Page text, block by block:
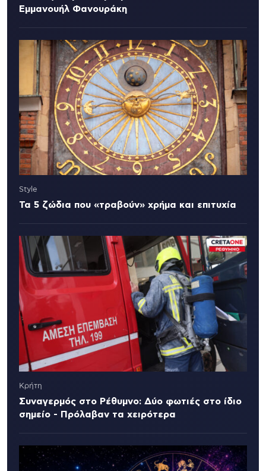
Εμμανουήλ Φανουράκη
Style
Τα 5 ζώδια που «τραβούν» χρήμα και επιτυχία
Κρήτη
Συναγερμός στο Ρέθυμνο: Δύο φωτιές στο ίδιο
σημείο - Πρόλαβαν τα χειρότερα